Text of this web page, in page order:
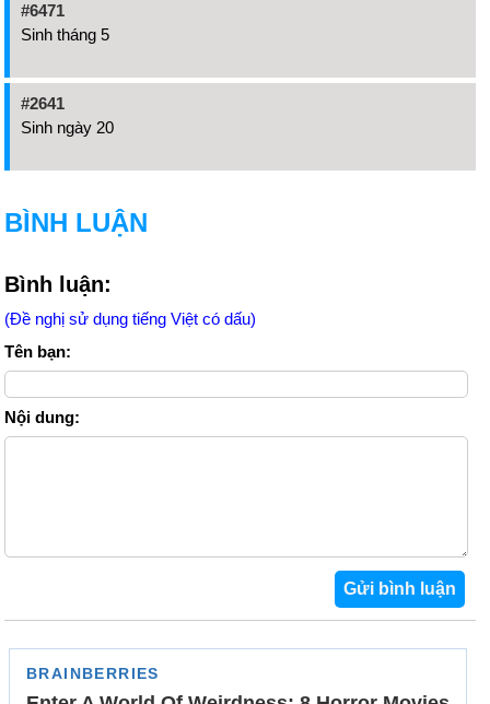
#6471
Sinh tháng 5
#2641
Sinh ngày 20
BÌNH LUẬN
Bình luận:
(Đề nghị sử dụng tiếng Việt có dấu)
Tên bạn:
Nội dung: